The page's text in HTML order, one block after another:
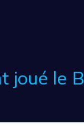
joué le